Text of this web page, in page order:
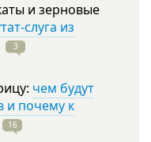
и зерновые
слуга из
3
чем будут
и почему к
16